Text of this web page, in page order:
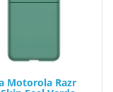
Motorola Razr